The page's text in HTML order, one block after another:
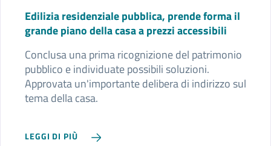
Edilizia residenziale pubblica, prende forma il
grande piano della casa a prezzi accessibili
Conclusa una prima ricognizione del patrimonio
pubblico e individuate possibili soluzioni.
Approvata un'importante delibera di indirizzo sul
tema della casa.
LEGGI DI PIÙ